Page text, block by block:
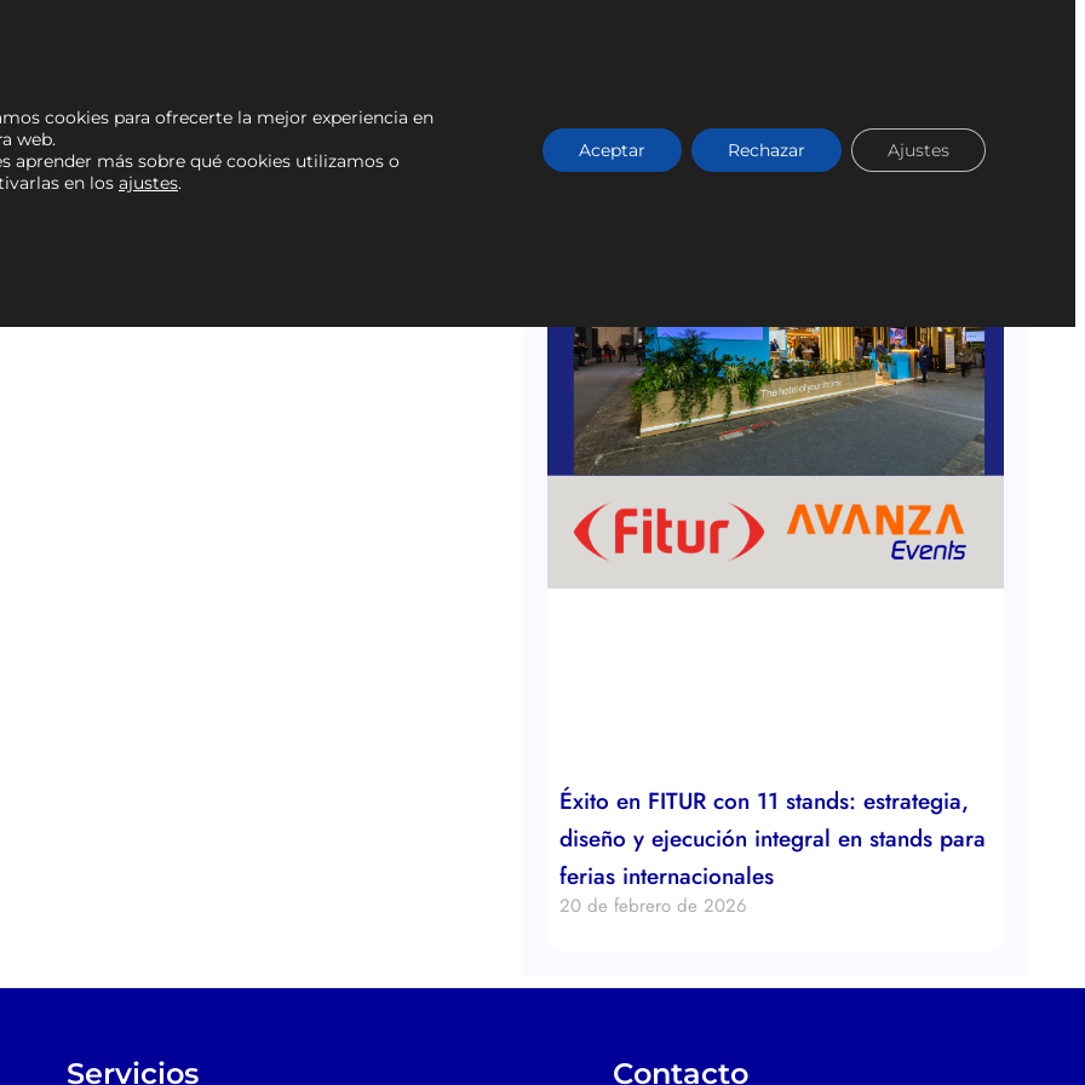
Éxito en FITUR con 11 stands: estrategia,
diseño y ejecución integral en stands para
ferias internacionales
20 de febrero de 2026
Servicios Contacto
cookies para ofrecerte la mejor experiencia en
web.
aprender más sobre qué cookies utilizamos o
en los ajustes.
Aceptar Rechazar Ajustes